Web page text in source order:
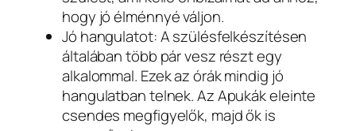
hogy jó élménnyé váljon.
Jó hangulatot: A szülésfelkészítésen
általában több pár vesz részt egy
alkalommal. Ezek az órák mindig jó
hangulatban telnek. Az Apukák eleinte
csendes megfigyelők, majd ők is